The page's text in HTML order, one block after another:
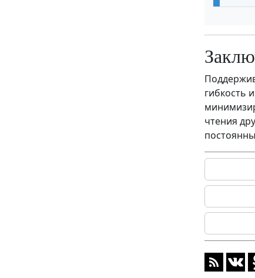
гибкость
чтения